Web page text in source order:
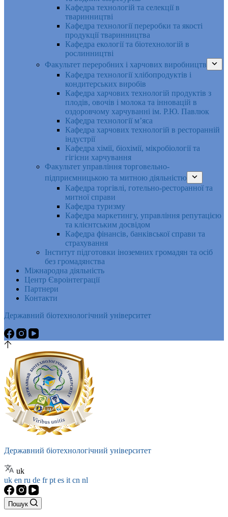
Кафедра технологій та селекції в
тваринництві
Кафедра технології переробки та якості
продукції тваринництва
Кафедра екології та біотехнологій в
рослинництві
Факультет переробних і харчових виробництв
Кафедра технології хлібопродуктів і
кондитерських виробів
Кафедра харчових технологій продуктів з
плодів, овочів і молока та інновацій в
оздоровчому харчуванні ім. Р.Ю. Павлюк
Кафедра технології м’яса
Кафедра харчових технологій в ресторанній
індустрії
Кафедра хімії, біохімії, мікробіології та
гігієни харчування
Факультет управління торговельно-
підприємницькою та митною діяльністю
Кафедра торгівлі, готельно-ресторанної та
митної справи
Кафедра туризму
Кафедра маркетингу, управління репутацією
та клієнтським досвідом
Кафедра фінансів, банківської справи та
страхування
Інститут підготовки іноземних громадян та осіб
без громадянства
Міжнародна діяльність
Центр Євроінтеграції
Партнери
Контакти
Державний біотехнологічний університет
Державний біотехнологічний університет
uk
uk en ru de frpt es it cn nl
Пошук